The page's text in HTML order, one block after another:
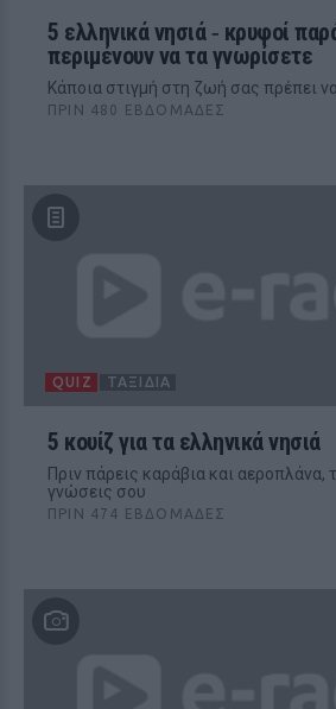
5 ελληνικά νησιά ‑ κρυφοί
περιμένουν να τα γνωρίσετε
Kάποια στιγμή στη ζωή σας πρέπει
ΠΡΙΝ 480 ΕΒΔΟΜΆΔΕΣ
QUIZ ΤΑΞΊΔΙΑ
5 κουίζ για τα ελληνικά νησιά
Πριν πάρεις καράβια και αεροπλάνα,
γνώσεις σου
ΠΡΙΝ 474 ΕΒΔΟΜΆΔΕΣ